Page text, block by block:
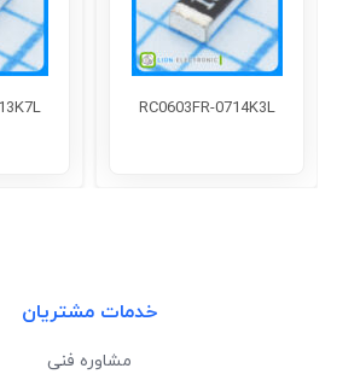
RC0603FR-0714K3L
خدمات مشتریان
مشاوره فنی